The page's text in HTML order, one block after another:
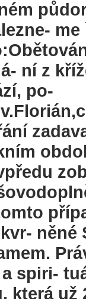
ní z
po-
něné
spiri-
která